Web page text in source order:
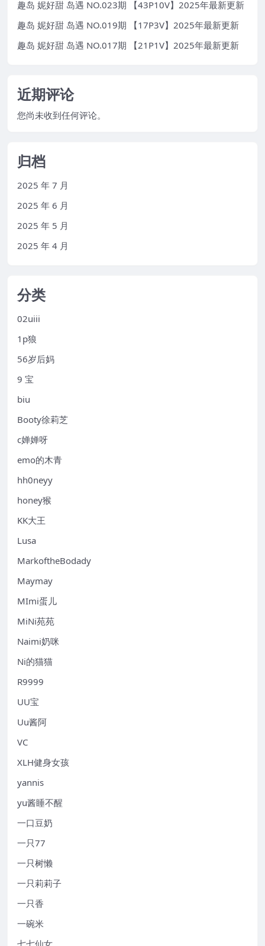
趣岛 妮好甜 岛遇 NO.023期 【43P10V】2025年最新更新
趣岛 妮好甜 岛遇 NO.019期 【17P3V】2025年最新更新
趣岛 妮好甜 岛遇 NO.017期 【21P1V】2025年最新更新
近期评论
您尚未收到任何评论。
归档
2025 年 7 月
2025 年 6 月
2025 年 5 月
2025 年 4 月
分类
02uiii
1p狼
56岁后妈
9 宝
biu
Booty徐莉芝
c婵婵呀
emo的木青
hh0neyy
honey猴
KK大王
Lusa
MarkoftheBodady
Maymay
MImi蛋儿
MiNi苑苑
Naimi奶咪
Ni的猫猫
R9999
UU宝
Uu酱阿
VC
XLH健身女孩
yannis
yu酱睡不醒
一口豆奶
一只77
一只树懒
一只莉莉子
一只香
一碗米
七七仙女